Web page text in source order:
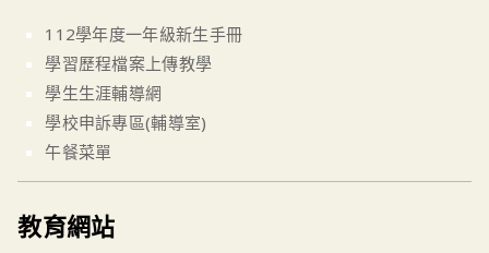
112學年度一年級新生手冊
學習歷程檔案上傳教學
學生生涯輔導網
學校申訴專區(輔導室)
午餐菜單
教育網站